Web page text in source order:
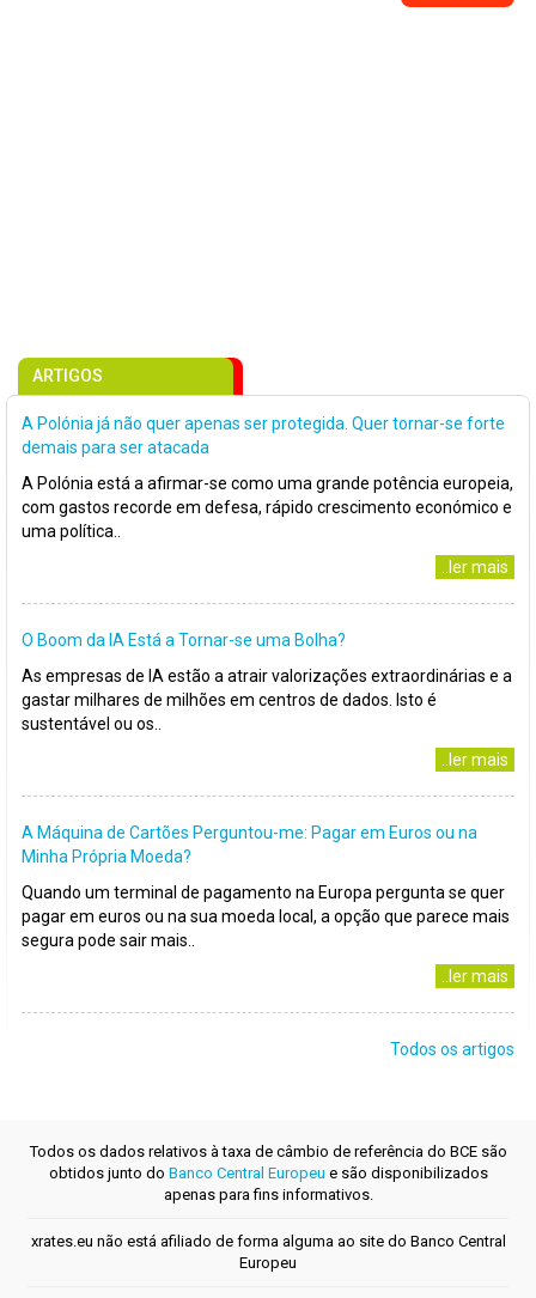
ARTIGOS
A Polónia já não quer apenas ser protegida. Quer tornar-se forte
demais para ser atacada
A Polónia está a afirmar-se como uma grande potência europeia,
com gastos recorde em defesa, rápido crescimento económico e
uma política..
..ler mais
O Boom da IA Está a Tornar-se uma Bolha?
As empresas de IA estão a atrair valorizações extraordinárias e a
gastar milhares de milhões em centros de dados. Isto é
sustentável ou os..
..ler mais
A Máquina de Cartões Perguntou-me: Pagar em Euros ou na
Minha Própria Moeda?
Quando um terminal de pagamento na Europa pergunta se quer
pagar em euros ou na sua moeda local, a opção que parece mais
segura pode sair mais..
..ler mais
Todos os artigos
Todos os dados relativos à taxa de câmbio de referência do BCE são
obtidos junto do Banco Central Europeu e são disponibilizados
apenas para fins informativos.
xrates.eu não está afiliado de forma alguma ao site do Banco Central
Europeu